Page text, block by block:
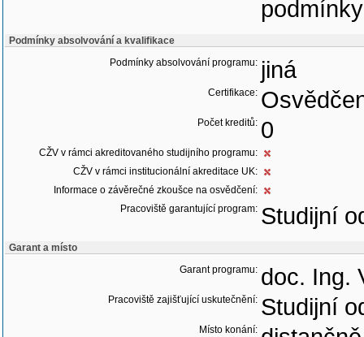
Podmínky absolvování a kvalifikace
Podmínky absolvování programu: jiná
Certifikace:
Počet kreditů: 0
CŽV v rámci akreditovaného studijního programu:
CŽV v rámci institucionální akreditace UK:
Informace o závěrečné zkoušce na osvědčení:
Pracoviště garantující program: Studijní
Garant a místo
Garant programu: doc. Ing.
Pracoviště zajišťující uskutečnění: Studijní
Místo konání: